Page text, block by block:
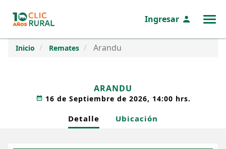
Ingresar
Inicio Remates Arandu
ARANDU
16 de Septiembre de 2026, 14:00 hrs.
Detalle Ubicación